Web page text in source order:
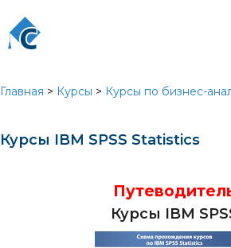
Главная > Курсы > Курсы по бизнес-
Курсы IBM SPSS Statistics
Курсы IBM